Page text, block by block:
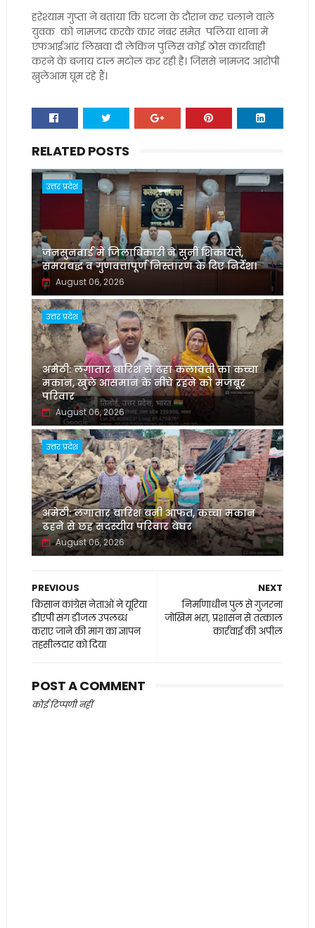
हरेश्याम गुप्ता ने बताया कि घटना के दौरान कर चलाने वाले
युवक को नामजद करके कार नंबर समेत पलिया थाना में
एफआईआर लिखवा दी लेकिन पुलिस कोई ठोस कार्यवाही
करने के बजाय टाल मटोल कर रही है। जिससे नामजद आरोपी
खुलेआम घूम रहे हैं।
RELATED POSTS
उत्तर प्रदेश
जनसुनवाई में जिलाधिकारी ने सुनीं शिकायतें,
समयबद्ध व गुणवत्तापूर्ण निस्तारण के दिए निर्देश।
August 06, 2026
उत्तर प्रदेश
अमेठी: लगातार बारिश से ढहा कलावती का कच्चा
मकान, खुले आसमान के नीचे रहने को मजबूर
परिवार
August 06, 2026
उत्तर प्रदेश
अमेठी: लगातार बारिश बनी आफत, कच्चा मकान
ढहने से छह सदस्यीय परिवार बेघर
August 06, 2026
NEXT
निर्माणाधीन पुल से गुजरना
जोखिम भरा, प्रशासन से तत्काल
कार्रवाई की अपील
PREVIOUS
किसान कांग्रेस नेताओं ने यूरिया
डीएपी संग डीजल उपलब्ध
कराए जाने की मांग का ज्ञापन
तहसीलदार को दिया
POST A COMMENT
कोई टिप्पणी नहीं